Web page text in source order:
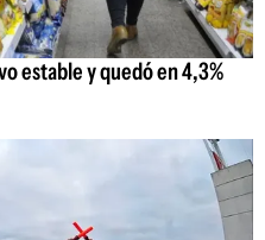
estable y quedó en 4,3%